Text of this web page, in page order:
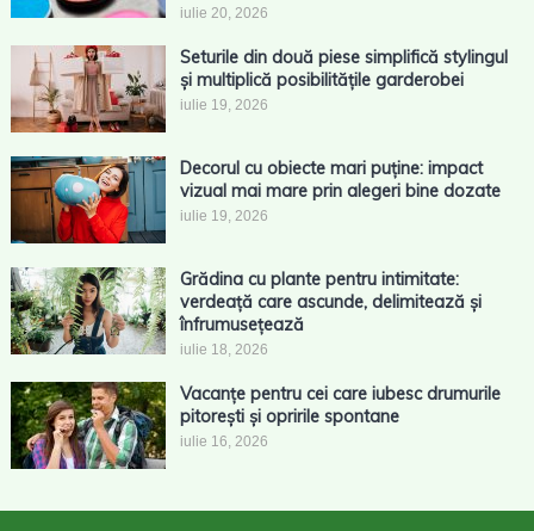
iulie 20, 2026
Seturile din două piese simplifică stylingul
și multiplică posibilitățile garderobei
iulie 19, 2026
Decorul cu obiecte mari puține: impact
vizual mai mare prin alegeri bine dozate
iulie 19, 2026
Grădina cu plante pentru intimitate:
verdeață care ascunde, delimitează și
înfrumusețează
iulie 18, 2026
Vacanțe pentru cei care iubesc drumurile
pitorești și opririle spontane
iulie 16, 2026